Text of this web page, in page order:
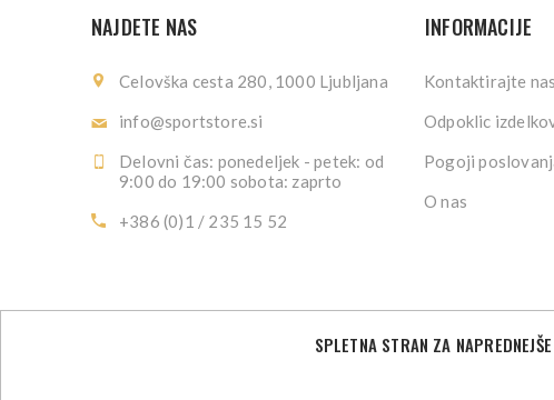
NAJDETE NAS
Celovška cesta 280, 1000 Ljubljana
info@sportstore.si
Delovni čas: ponedeljek - petek: od
9:00 do 19:00 sobota: zaprto
+386 (0)1 / 235 15 52
INFORMACIJE
Kontaktirajte nas
Odpoklic
Pogoji
O nas
SPLETNA STRAN ZA